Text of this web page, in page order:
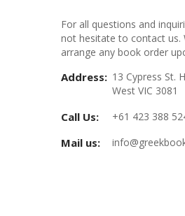
For all questions and
not hesitate to contact us.
arrange any book order
Address: 13 Cypress St.
West VIC 3081
Call Us: +61 423 388
Mail us: